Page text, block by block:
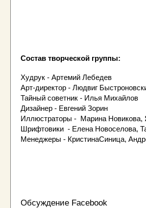
Состав творческой группы:
Худрук - Артемий Лебедев
Арт-директор - Людвиг
Тайный советник - Илья Михайлов
Дизайнер - Евгений Зорин
Иллюстраторы - Марина Новикова,
Шрифтовики - Елена Новоселова,
Менеджеры - КристинаСиница,
Обсуждение Facebook